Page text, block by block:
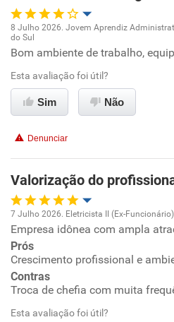
Recomenda a diretoria
Oportunidade de promoção
Ambiente de trabalho
Conciliação com a vida familiar
Recomenda esta empresa
Recomenda a diretoria
8 Julho 2026. Jovem Aprendiz
do Sul
Bom ambiente de trabalho,
Esta avaliação foi útil?
Sim Não
Denunciar
Valorização do
Oportunidade de promoção
Ambiente de trabalho
7 Julho 2026. Eletricista II (Ex-
Empresa idônea com ampla
Prós
Crescimento profissional e
Contras
Troca de chefia com muita
Esta avaliação foi útil?